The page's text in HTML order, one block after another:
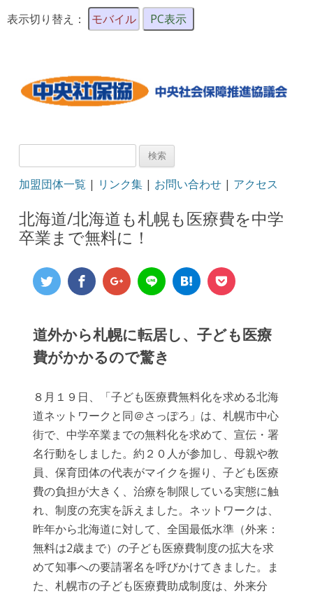
表示切り替え： モバイル PC表示
検
加盟団体一覧 | リンク集 | お問い合わせ | アクセス
北海道/北海道も札幌も医療費を中学
卒業まで無料に！
道外から札幌に転居し、子ども医療
費がかかるので驚き
８月１９日、「子ども医療費無料化を求める北海
道ネットワークと同＠さっぽろ」は、札幌市中心
街で、中学卒業までの無料化を求めて、宣伝・署
名行動をしました。約２０人が参加し、母親や教
員、保育団体の代表がマイクを握り、子ども医療
費の負担が大きく、治療を制限している実態に触
れ、制度の充実を訴えました。ネットワークは、
昨年から北海道に対して、全国最低水準（外来：
無料は2歳まで）の子ども医療費制度の拡大を求
めて知事への要請署名を呼びかけてきました。ま
た、札幌市の子ども医療費助成制度は、外来分